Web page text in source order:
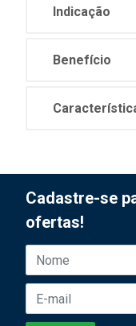
Indicação
Benefício
Cadastre-se
ofertas!